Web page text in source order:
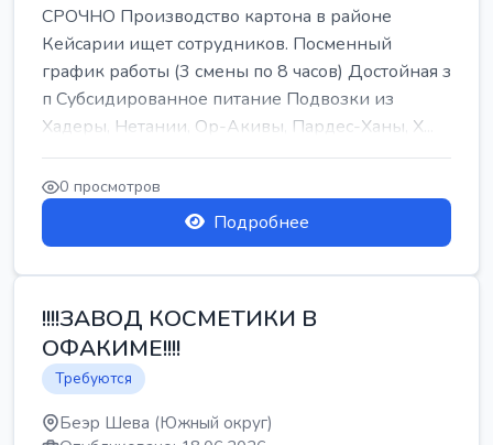
СРОЧНО Производство картона в районе
Кейсарии ищет сотрудников. Посменный
график работы (3 смены по 8 часов) Достойная з
п Субсидированное питание Подвозки из
Хадеры, Нетании, Ор-Акивы, Пардес-Ханы, Х...
0 просмотров
Подробнее
!!!!ЗАВОД КОСМЕТИКИ В
ОФАКИМЕ!!!!
Требуются
Беэр Шева (Южный округ)